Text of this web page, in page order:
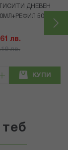
ДНЕВЕН
50МЛ
лв.
лв.
КУПИ